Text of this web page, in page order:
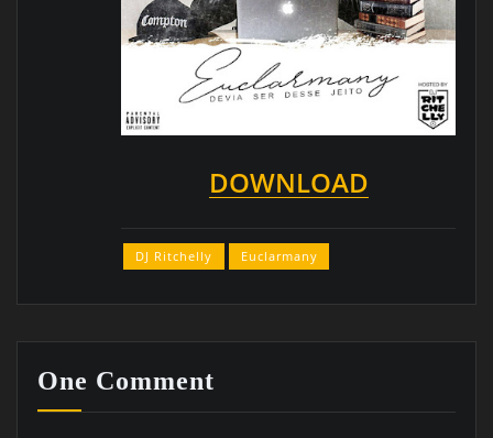
DOWNLOAD
DJ Ritchelly Euclarmany
One Comment